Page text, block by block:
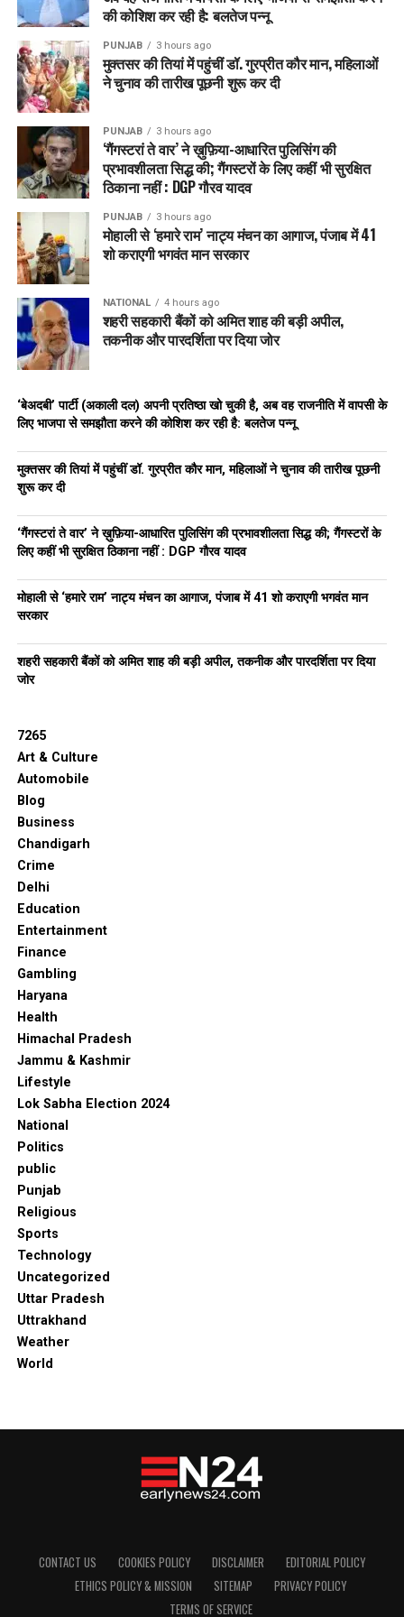
जयतेके प्रतीक लगे हैं। टावरों की दीवारों पर बड़े पैमाने पर आर्टवर्क बनाया
गया है, जिसे दिल्ली अर्बन आर्ट कमीशन की मदद से डिजाइन किया गया।
इन आर्टवर्क में भारत का कृषि जीवन, स्वतंत्रता संग्राम, सेना के प्रतीक
और राष्ट्रीय नायक जैसे बिरसा मुंडा और सरदार वल्लभभाई पटेल शामिल
हैं।
निर्माण और पर्यावरण मंजूरी
प्रोजेक्ट सिर्फ9महीनोंमें Mivan construction तकनीक से
पूरा हुआ
कुल 372 पेड़ों में से 222 को ट्रांसप्लांट करने की अनुमति मिली
2022 में दिल्ली स्टेट एनवायरनमेंट इम्पैक्ट असेसमेंट अथॉरिटी
(SEIAA) ने पर्यावरण मंजूरी दी
पेड़ों के ट्रांसप्लांटेशन की जांच के लिए स्टेट एक्सपर्ट अप्रीजल
कमेटी (SEAC) को जिम्मेदारी दी गई
क्षमता और बदलाव
यह कॉम्प्लेक्स करीब2,468लोगोंको आवास देगा, जिसमें सांसद, उनके
परिवार और स्टाफ शामिल हैं। पुराने समय में यहां 243 फ्लैट के 16 टावर
थे, जिन्हें तोड़कर यह नया स्ट्रक्चर खड़ा किया गया है।
पुराने प्रोजेक्ट्स और पृष्ठभूमि
2020 में डॉ. बी.डी. मार्ग पर 76 नए फ्लैट
पहले सांसद वरिष्ठता के आधार पर लुटियंस बंगलों, नॉर्थ-साउथ
सेल्फ-कंटेंड अपार्टमेंट्स में शिफ्ट किया जा रहा है।
LUTYENSDELHI
UP NEXT
Delhi High Court ने Police को लगाई फटकार – Interfaith
Couple को दी Protection, कहा “अगर शादी करनी है तो हम
बचाएंगे”
DON'T MISS
Delhi Assembly में ‘फांसी घर’ नहीं, ‘Tiffin Room’ था –
Speaker Vijender Gupta ने AAP पर लगाया इतिहास को तोड़ने-
मरोड़ने का आरोप
की कोशिश कर रही है: बलतेज पन्नू
PUNJAB 3 hours ago
मुक्तसर की तियां में पहुंचीं डॉ. गुरप्रीत कौर मान, महिलाओं
ने चुनाव की तारीख पूछनी शुरू कर दी
PUNJAB 3 hours ago
‘गैंगस्टरां ते वार’ ने ख़ुफ़िया-आधारित पुलिसिंग की
प्रभावशीलता सिद्ध की; गैंगस्टरों के लिए कहीं भी सुरक्षित
ठिकाना नहीं : DGP गौरव यादव
PUNJAB 3 hours ago
मोहाली से ‘हमारे राम’ नाट्य मंचन का आगाज, पंजाब में 41
शो कराएगी भगवंत मान सरकार
NATIONAL 4 hours ago
शहरी सहकारी बैंकों को अमित शाह की बड़ी अपील,
तकनीक और पारदर्शिता पर दिया जोर
‘बेअदबी’ पार्टी (अकाली दल) अपनी प्रतिष्ठा खो चुकी है, अब वह राजनीति में वापसी के
लिए भाजपा से समझौता करने की कोशिश कर रही है: बलतेज पन्नू
मुक्तसर की तियां में पहुंचीं डॉ. गुरप्रीत कौर मान, महिलाओं ने चुनाव की तारीख पूछनी
शुरू कर दी
‘गैंगस्टरां ते वार’ ने ख़ुफ़िया-आधारित पुलिसिंग की प्रभावशीलता सिद्ध की; गैंगस्टरों के
लिए कहीं भी सुरक्षित ठिकाना नहीं : DGP गौरव यादव
मोहाली से ‘हमारे राम’ नाट्य मंचन का आगाज, पंजाब में 41 शो कराएगी भगवंत मान
सरकार
शहरी सहकारी बैंकों को अमित शाह की बड़ी अपील, तकनीक और पारदर्शिता पर दिया
जोर
7265
Art & Culture
Automobile
Blog
Business
Chandigarh
Crime
Delhi
Education
Entertainment
Finance
Gambling
Haryana
Health
Himachal Pradesh
Jammu & Kashmir
Lifestyle
Lok Sabha Election 2024
National
Politics
public
Punjab
Religious
Sports
Technology
Uncategorized
Uttar Pradesh
Uttrakhand
Weather
World
CONTACT US COOKIES POLICY DISCLAIMER
EDITORIAL POLICY
ETHICS POLICY & MISSION
SITEMAP
PRIVACY POLICY
TERMS OF SERVICE